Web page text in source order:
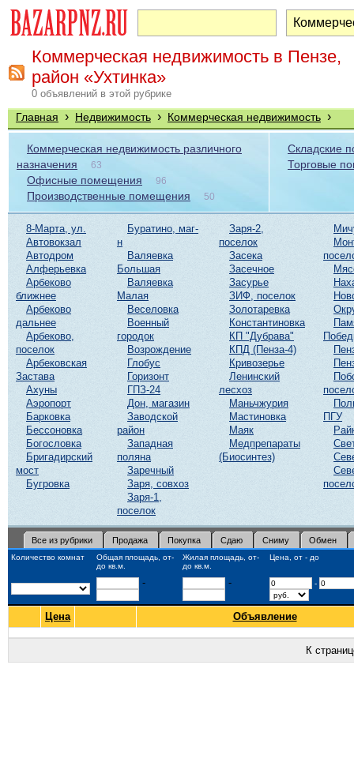
Коммерческая недвижимость в Пензе,
район «Ухтинка»
0 объявлений в этой рубрике
Главная › Недвижимость › Коммерческая недвижимость ›
Коммерческая недвижимость различного
назначения
63
Офисные помещения 96
Производственные помещения 50
Складские
Торговые
8-Марта, ул.
Автовокзал
Автодром
Алферьевка
Арбеково
ближнее
Арбеково
дальнее
Арбеково,
поселок
Арбековская
Застава
Ахуны
Аэропорт
Барковка
Бессоновка
Богословка
Бригадирский
мост
Бугровка
Буратино, маг-
н
Валяевка
Большая
Валяевка
Малая
Веселовка
Военный
городок
Возрождение
Глобус
Горизонт
ГПЗ-24
Дон, магазин
Заводской
район
Западная
поляна
Заречный
Заря, совхоз
Заря-1,
поселок
Заря-2,
поселок
Засека
Засечное
Засурье
ЗИФ, поселок
Золотаревка
Константиновка
КП "Дубрава"
КПД (Пенза-4)
Кривозерье
Ленинский
лесхоз
Маньчжурия
Мастиновка
Маяк
Медпрепараты
(Биосинтез)
ПГУ
Все из рубрики Продажа Покупка Сдаю Сниму Обмен
Количество комнат
Общая площадь, от-
до кв.м.
Жилая площадь, от-
до кв.м.
Цена, от - до
- - -
Цена Объявление
К